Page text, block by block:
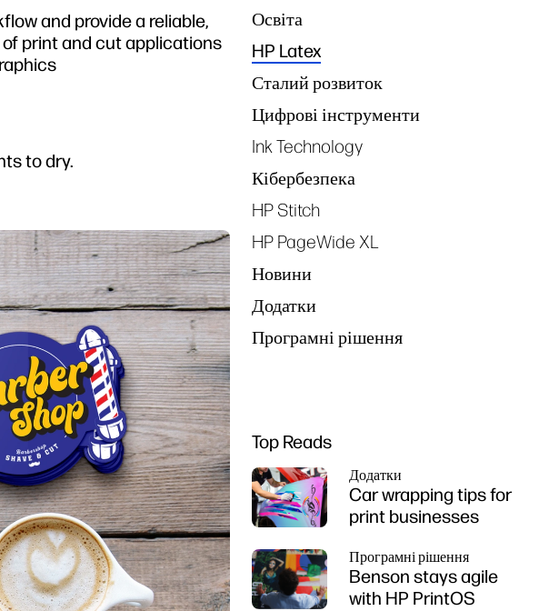
and provide a reliable,
of print and cut applications
to dry.
Освіта
HP Latex
Сталий розвиток
Цифрові інструменти
Ink Technology
Кібербезпека
HP Stitch
HP PageWide XL
Новини
Додатки
Програмні рішення
Top Reads
Додатки
Car wrapping tips for
print businesses
Програмні рішення
Benson stays agile
with HP PrintOS